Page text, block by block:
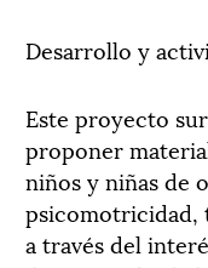
Desarrollo y
Este proyecto
proponer
niños y niñas de
psicomotricidad,
a través del